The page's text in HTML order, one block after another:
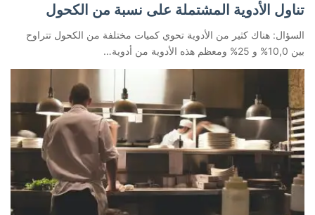
تناول الأدوية المشتملة على نسبة من الكحول
السؤال: هناك كثير من الأدوية تحوي كميات مختلفة من الكحول تتراوح
بين 10,0% و 25% ومعظم هذه الأدوية من أدوية…